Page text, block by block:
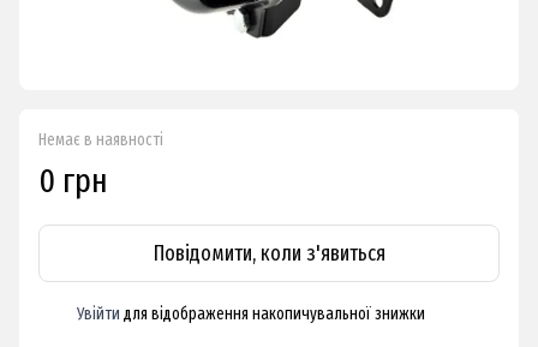
Немає в наявності
0 грн
Повідомити, коли з'явиться
Увійти для відображення накопичувальної знижки